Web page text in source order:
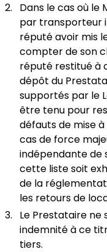
Dans le cas où le
par transporteur
réputé avoir mis
compter de son
réputé restitué à
dépôt du
supportés par le
être tenu pour
défauts de mise à
cas de force
indépendante de
cette liste soit
de la
les retours de
Le Prestataire ne
indemnité à ce
tiers.